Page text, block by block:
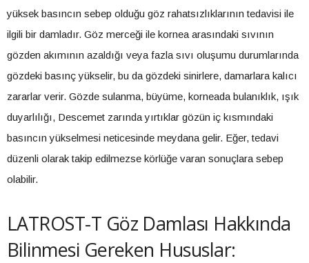
yüksek basıncın sebep olduğu göz rahatsızlıklarının tedavisi ile
ilgili bir damladır. Göz merceği ile kornea arasındaki sıvının
gözden akımının azaldığı veya fazla sıvı oluşumu durumlarında
gözdeki basınç yükselir, bu da gözdeki sinirlere, damarlara kalıcı
zararlar verir. Gözde sulanma, büyüme, korneada bulanıklık, ışık
duyarlılığı, Descemet zarında yırtıklar gözün iç kısmındaki
basıncın yükselmesi neticesinde meydana gelir. Eğer, tedavi
düzenli olarak takip edilmezse körlüğe varan sonuçlara sebep
olabilir.
LATROST-T Göz Damlası Hakkında
Bilinmesi Gereken Hususlar: